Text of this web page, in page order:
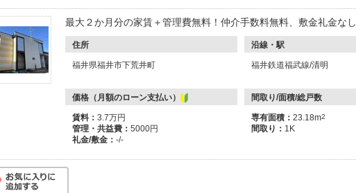
最大２か月分の家賃＋管理費無料！仲介手数料無料、敷金礼金なし
住所 沿線・駅
福井県福井市下荒井町 福井鉄道福武線/清明
価格（月額のローン支払い） 間取り/面積/総戸数
賃料： 3.7万円
管理・共益費： 5000円
礼金/敷金： -/-
専有面積： 23.18m2
間取り： 1K